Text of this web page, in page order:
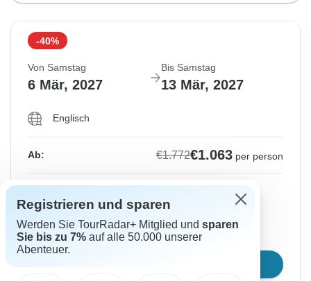
-40%
Von Samstag
6 Mär, 2027
Bis Samstag
13 Mär, 2027
Englisch
Ab: €1.772€1.063 per person
Registrierento unlock savings
Preis basierend auf gemeinsam genutztem
Zimmer
Registrieren und sparen
Werden Sie TourRadar+ Mitglied und sparen
Sie bis zu 7% auf alle 50.000 unserer
Abenteuer.